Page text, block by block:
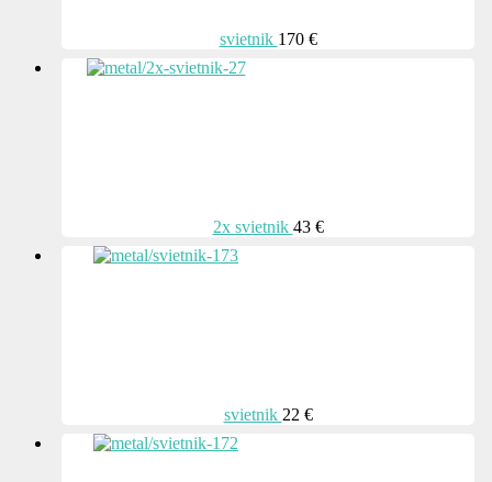
svietnik 170 €
2x svietnik 43 €
svietnik 22 €